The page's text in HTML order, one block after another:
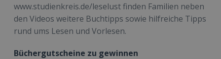
www.studienkreis.de/leselust finden Familien neben
den Videos weitere Buchtipps sowie hilfreiche Tipps
rund ums Lesen und Vorlesen.
Büchergutscheine zu gewinnen